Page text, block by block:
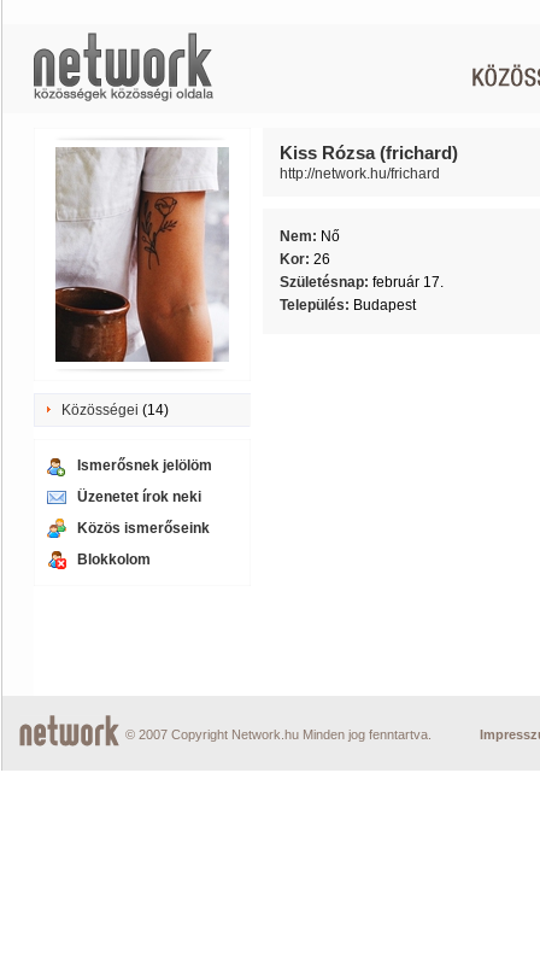
Közösségei (14)
Ismerősnek jelölöm
Üzenetet írok neki
Közös ismerőseink
Blokkolom
Kiss Rózsa (frichard)
http://network.hu/frichard
Nem: Nő
Kor: 26
Születésnap: február 17.
Település: Budapest
© 2007 Copyright Network.hu Minden jog fenntartva.